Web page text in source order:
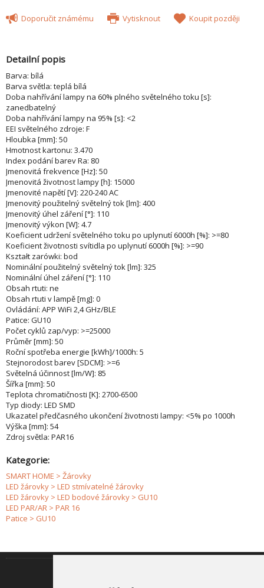
Doporučit známému Vytisknout Koupit později
Detailní popis
Barva: bílá
Barva světla: teplá bílá
Doba nahřívání lampy na 60% plného světelného toku [s]:
zanedbatelný
Doba nahřívání lampy na 95% [s]: <2
EEI světelného zdroje: F
Hloubka [mm]: 50
Hmotnost kartonu: 3.470
Index podání barev Ra: 80
Jmenovitá frekvence [Hz]: 50
Jmenovitá životnost lampy [h]: 15000
Jmenovité napětí [V]: 220-240 AC
Jmenovitý použitelný světelný tok [lm]: 400
Jmenovitý úhel záření [°]: 110
Jmenovitý výkon [W]: 4.7
Koeficient udržení světelného toku po uplynutí 6000h [%]: >=80
Koeficient životnosti svítidla po uplynutí 6000h [%]: >=90
Kształt zarówki: bod
Nominální použitelný světelný tok [lm]: 325
Nominální úhel záření [°]: 110
Obsah rtuti: ne
Obsah rtuti v lampě [mg]: 0
Ovládání: APP WiFi 2,4 GHz/BLE
Patice: GU10
Počet cyklů zap/vyp: >=25000
Průměr [mm]: 50
Roční spotřeba energie [kWh]/1000h: 5
Stejnorodost barev [SDCM]: >=6
Světelná účinnost [lm/W]: 85
Šířka [mm]: 50
Teplota chromatičnosti [K]: 2700-6500
Typ diody: LED SMD
Ukazatel předčasného ukončení životnosti lampy: <5% po 1000h
Výška [mm]: 54
Zdroj světla: PAR16
Kategorie:
SMART HOME > Žárovky
LED žárovky > LED stmívatelné žárovky
LED žárovky > LED bodové žárovky > GU10
LED PAR/AR > PAR 16
Patice > GU10